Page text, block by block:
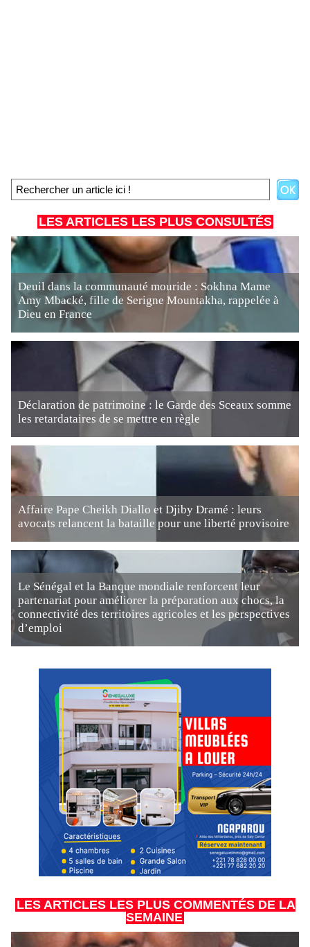
LES ARTICLES LES PLUS CONSULTÉS
Deuil dans la communauté mouride : Sokhna Mame
Amy Mbacké, fille de Serigne Mountakha, rappelée à
Dieu en France
Déclaration de patrimoine : le Garde des Sceaux somme
les retardataires de se mettre en règle
Affaire Pape Cheikh Diallo et Djiby Dramé : leurs
avocats relancent la bataille pour une liberté provisoire
Le Sénégal et la Banque mondiale renforcent leur
partenariat pour améliorer la préparation aux chocs, la
connectivité des territoires agricoles et les perspectives
d’emploi
LES ARTICLES LES PLUS COMMENTÉS DE LA
SEMAINE